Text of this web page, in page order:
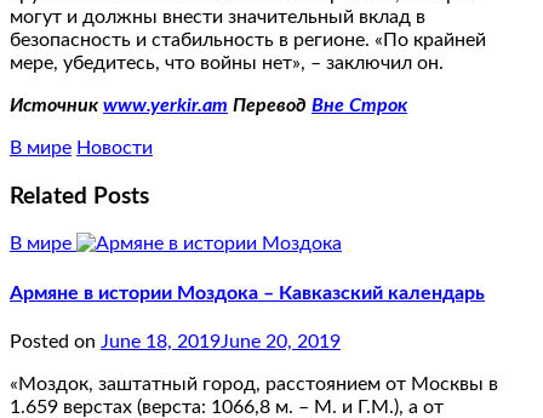
могут и должны внести значительный вклад в
безопасность и стабильность в регионе. «По крайней
мере, убедитесь, что войны нет», – заключил он.
Источник www.yerkir.am Перевод Вне Строк
В мире Новости
Related Posts
В мире
Армяне в истории Моздока – Кавказский календарь
Posted on June 18, 2019June 20, 2019
«Моздок, заштатный город, расстоянием от Москвы в
1.659 верстах (верста: 1066,8 м. – М. и Г.М.), а от